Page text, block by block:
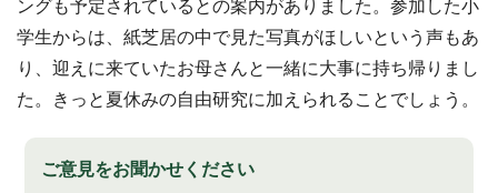
ングも予定されているとの案内がありました。参加した小
学生からは、紙芝居の中で見た写真がほしいという声もあ
り、迎えに来ていたお母さんと一緒に大事に持ち帰りまし
た。きっと夏休みの自由研究に加えられることでしょう。
ご意見をお聞かせください